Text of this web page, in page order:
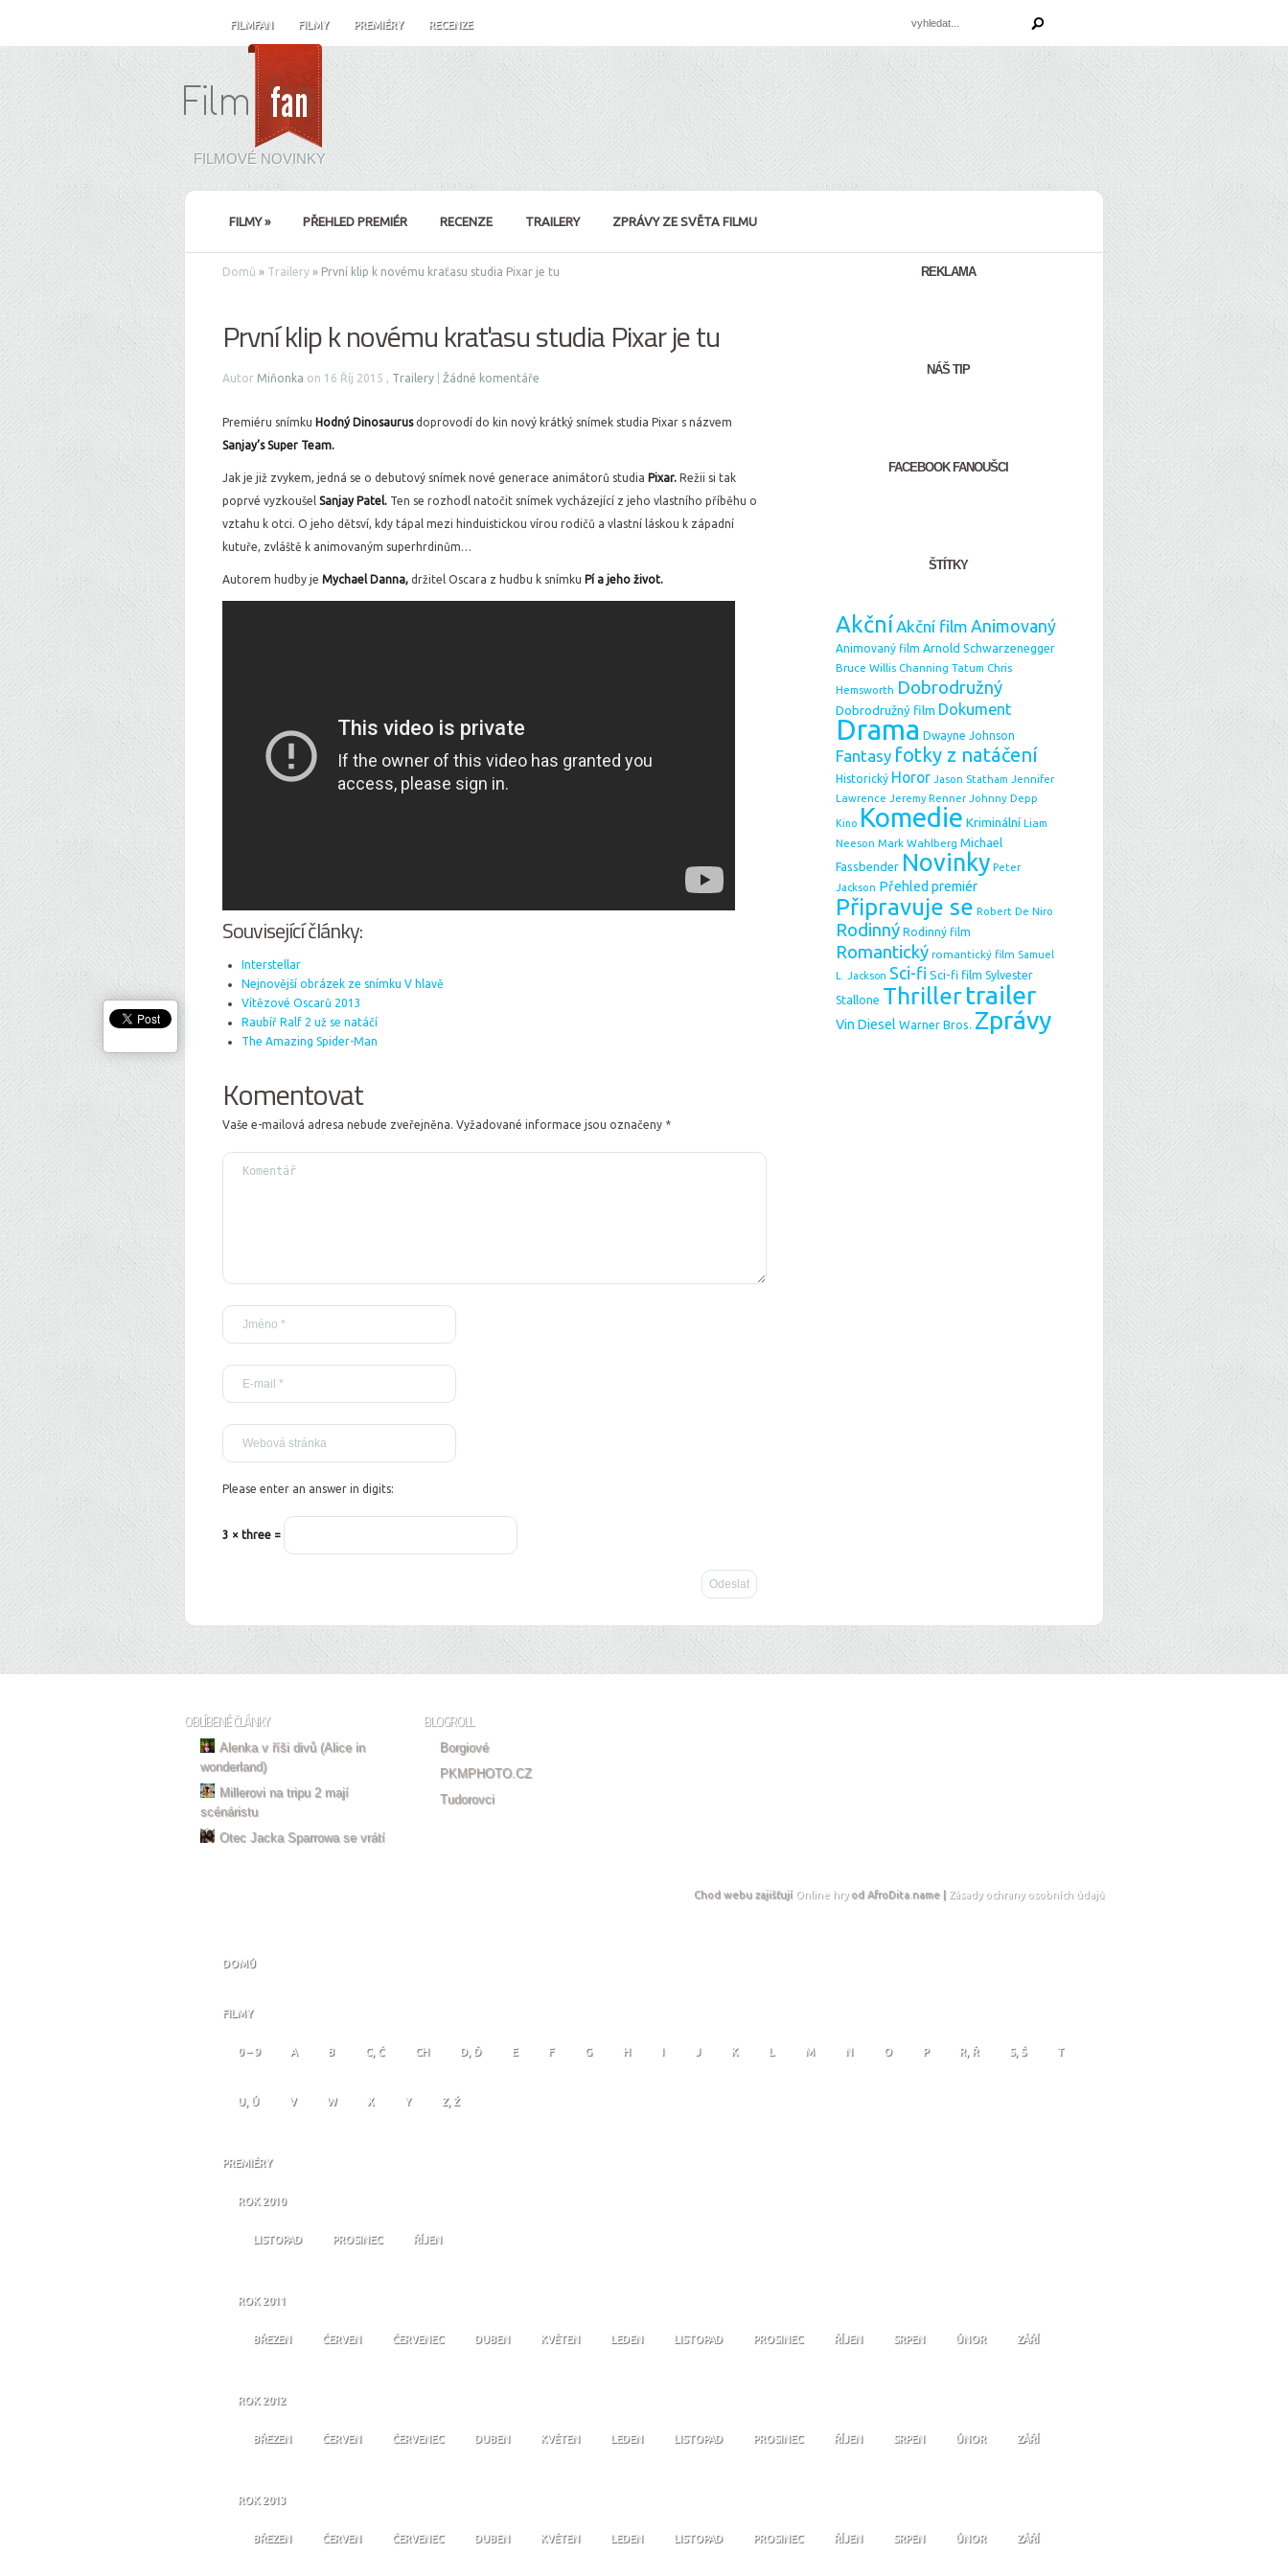
FILMFAN FILMY PREMIÉRY RECENZE
FILMOVÉ NOVINKY
FILMY» PŘEHLED PREMIÉR RECENZE TRAILERY ZPRÁVY ZE SVĚTA FILMU
Domů » Trailery » První klip k novému kraťasu studia Pixar je tu
První klip k novému kraťasu studia Pixar je tu
Autor Miňonka on 16 Říj 2015 , Trailery Žádné komentáře
Premiéru snímku Hodný Dinosaurusdoprovodí do kin nový krátký snímek studia Pixar s názvem
Sanjay’s Super Team.
Jak je již zvykem, jedná se o debutový snímek nové generace animátorů studia Pixar. Režii si tak
poprvé vyzkoušel Sanjay Patel. Ten se rozhodl natočit snímek vycházející z jeho vlastního příběhu o
vztahu k otci. O jeho dětsví, kdy tápal mezi hinduistickou vírou rodičů a vlastní láskou k západní
kutuře, zvláště k animovaným superhrdinům…
Autorem hudby je Mychael Danna, držitel Oscara z hudbu k snímku Pí a jeho život.
Související články:
Interstellar
Nejnovější obrázek ze snímku V hlavě
Vítězové Oscarů 2013
Raubíř Ralf 2 už se natáčí
The Amazing Spider-Man
Komentovat
Vaše e-mailová adresa nebude zveřejněna. Vyžadované informace jsou označeny *
Please enter an answer in digits:
3 × three =
REKLAMA
NÁŠ TIP
FACEBOOK FANOUŠCI
ŠTÍTKY
AkčníAkční film Animovaný
Animovaný film Arnold Schwarzenegger
Bruce Willis Channing Tatum Chris
Hemsworth Dobrodružný
Dobrodružný film Dokument
Drama Dwayne Johnson
Fantasy fotky z natáčení
Historický Horor Jason Statham Jennifer
Lawrence Jeremy Renner Johnny Depp
Kino Komedie Kriminální Liam
Neeson Mark Wahlberg Michael
Fassbender Novinky Peter
Jackson Přehled premiér
Připravuje se Robert De Niro
Rodinný Rodinný film
Romantický romantický film Samuel
L. Jackson Sci-fi Sci-fi film Sylvester
Stallone Thrillertrailer
Vin Diesel Warner Bros. Zprávy
OBLÍBENÉ ČLÁNKY
Alenka v říši divů (Alice in
wonderland)
Millerovi na tripu 2 mají
scénáristu
Otec Jacka Sparrowa se vrátí
BLOGROLL
Borgiové
PKMPHOTO.CZ
Tudorovci
Chod webu zajišťují Online hryod AfroDita.name | Zásady ochrany osobních údajů
DOMŮ
FILMY
0 – 9 A B C, Č CH D, Ď E F G H I J K L M N O P R, Ř S, Š T
U, Ú V W X Y Z, Ž
PREMIÉRY
ROK 2010
LISTOPAD PROSINEC ŘÍJEN
ROK 2011
BŘEZEN ČERVEN ČERVENEC DUBEN KVĚTEN LEDEN LISTOPAD PROSINEC ŘÍJEN SRPEN ÚNOR ZÁŘÍ
ROK 2012
BŘEZEN ČERVEN ČERVENEC DUBEN KVĚTEN LEDEN LISTOPAD PROSINEC ŘÍJEN SRPEN ÚNOR ZÁŘÍ
ROK 2013
BŘEZEN ČERVEN ČERVENEC DUBEN KVĚTEN LEDEN LISTOPAD PROSINEC ŘÍJEN SRPEN ÚNOR ZÁŘÍ